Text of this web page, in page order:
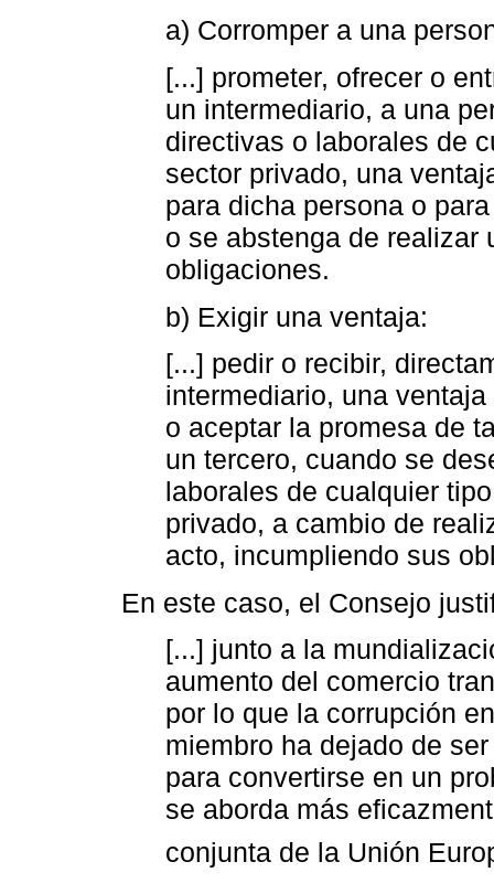
a) Corromper a una
[...] prometer, ofrecer o
un intermediario, a una
directivas o laborales de
sector privado, una
para dicha persona o
o se abstenga de realizar
obligaciones.
b) Exigir una ventaja:
[...] pedir o recibir,
intermediario, una
o aceptar la promesa de
un tercero, cuando se
laborales de cualquier
privado, a cambio de
acto, incumpliendo sus
En este caso, el Consejo
[...] junto a la
aumento del comercio
por lo que la corrupción
miembro ha dejado de
para convertirse en un
se aborda más
conjunta de la Unión